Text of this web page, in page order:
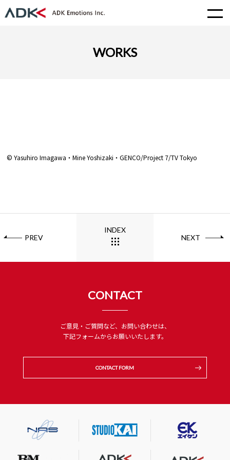
WORKS
© Yasuhiro Imagawa・Mine Yoshizaki・GENCO/Project 7/TV Tokyo
PREV
INDEX
NEXT
CONTACT
ご意見・ご質問など、お問い合わせは、
下記フォームからお願いいたします。
CONTACT FORM